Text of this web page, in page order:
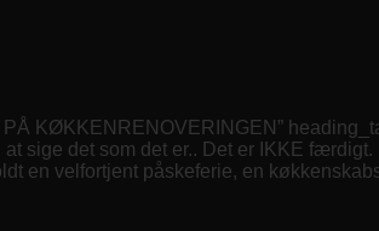
KØKKENRENOVERINGEN”
sige det som det er.. Det er IKKE
en velfortjent påskeferie, en